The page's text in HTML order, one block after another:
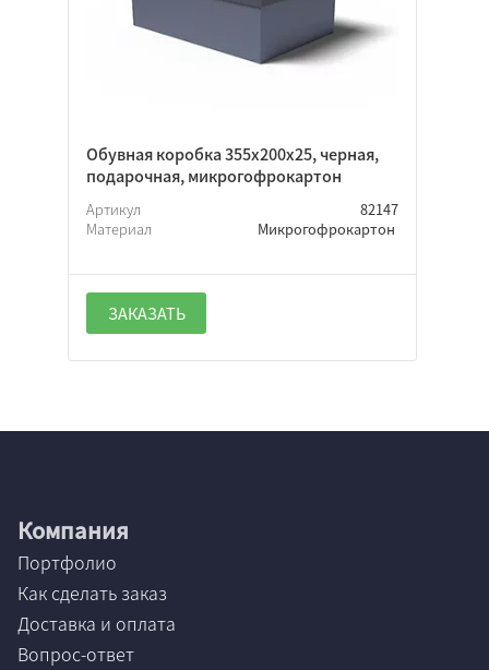
Обувная коробка 355x200x25, черная,
подарочная, микрогофрокартон
Артикул
82147
Материал
Микрогофрокартон
ЗАКАЗАТЬ
Компания
Портфолио
Как сделать заказ
Доставка и оплата
Вопрос-ответ